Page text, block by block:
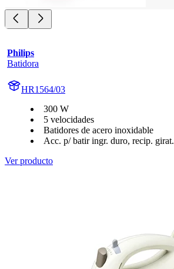
Philips
Batidora
HR1564/03
300 W
5 velocidades
Batidores de acero inoxidable
Acc. p/ batir ingr. duro, recip. girat.
Ver producto